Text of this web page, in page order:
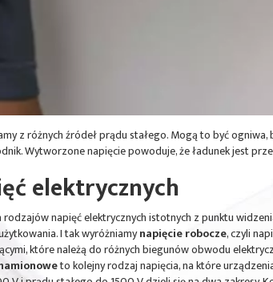
z różnych źródeł prądu stałego. Mogą to być
Wytworzone napięcie powoduje, że ładunek jest
elektrycznych
rodzajów napięć elektrycznych istotnych z punktu
I tak wyróżniamynapięcie robocze, czyli
które należą do różnych biegunów obwodu
to kolejny rodzaj napięcia, na które